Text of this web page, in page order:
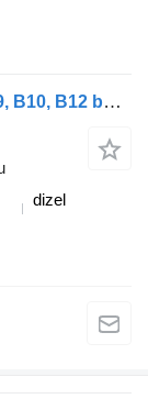
Haldex 90549 90548 za Volvo B6, B7, B9, B10, B12 bus (1978-2011) autobusa
dizel